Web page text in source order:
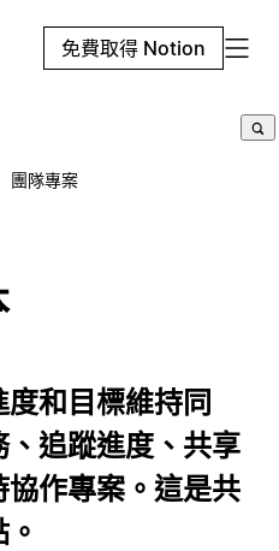
免費取得 Notion
團隊專案
和目標維持同
追蹤進度、共享
作專案。這是共